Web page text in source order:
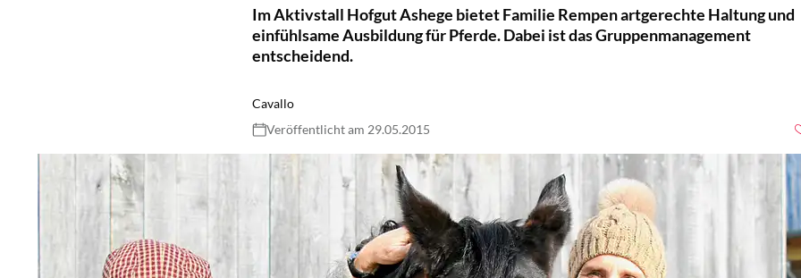
Im Aktivstall Hofgut Ashege bietet Familie Rempen artgerechte Haltung und
einfühlsame Ausbildung für Pferde. Dabei ist das Gruppenmanagement
entscheidend.
Cavallo
Veröffentlicht am 29.05.2015